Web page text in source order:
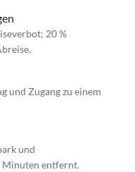
20 %
und Zugang zu einem
und
Minuten entfernt.